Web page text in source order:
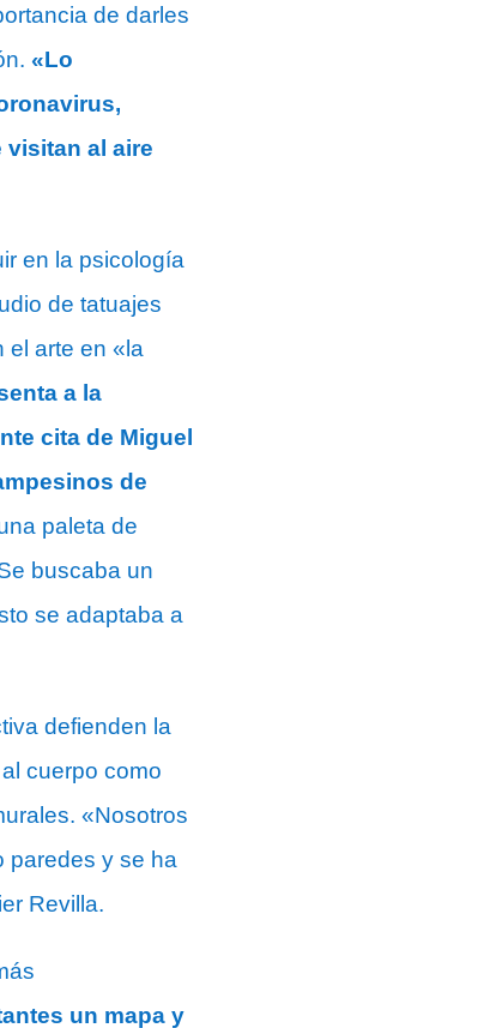
de darles
«Lo
al aire
en la psicología
de tatuajes
el arte en «la
a la
cita de Miguel
de
paleta de
buscaba un
se adaptaba a
defienden la
cuerpo como
«Nosotros
paredes y se ha
Revilla.
un mapa y